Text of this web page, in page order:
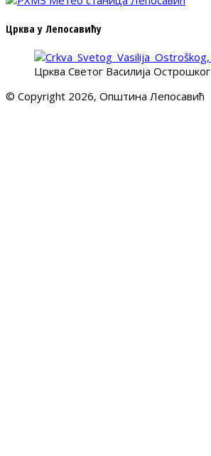
Црква у Лепосавићу
Црква Светог Василија Острошког
© Copyright 2026, Општина Лепосавић